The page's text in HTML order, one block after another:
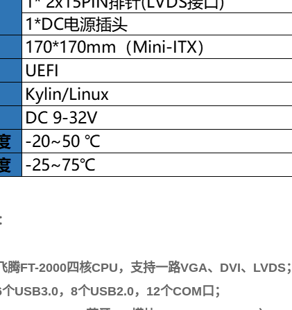
腾FT-2000四核CPU，支持一路VGA、DVI、LVDS；
，12个COM口；